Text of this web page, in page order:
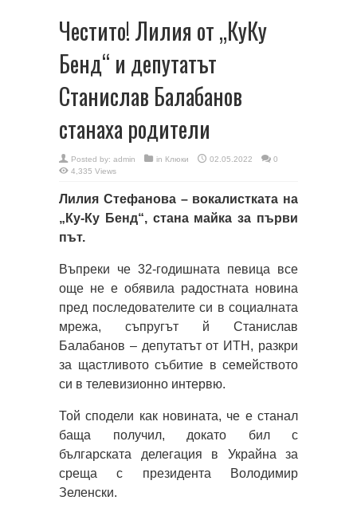
Честито! Лилия от „КуКу
Бенд“ и депутатът
Станислав Балабанов
станаха родители
Posted by: admin in Клюки 02.05.2022
0
4,335 Views
Лилия Стефанова – вокалистката на
„Ку-Ку Бенд“, стана майка за първи
път.
Въпреки че 32-годишната певица все
още не е обявила радостната новина
пред последователите си в социалната
мрежа, съпругът й Станислав
Балабанов – депутатът от ИТН, разкри
за щастливото събитие в семейството
си в телевизионно интервю.
Той сподели как новината, че е станал
баща получил, докато бил с
българската делегация в Украйна за
среща с президента Володимир
Зеленски.